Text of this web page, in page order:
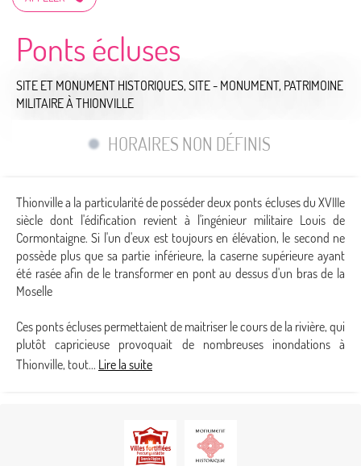
Ponts écluses
SITE ET MONUMENT HISTORIQUES, SITE - MONUMENT, PATRIMOINE
MILITAIREÀ THIONVILLE
HORAIRES NON DÉFINIS
Thionville a la particularité de posséder deux ponts écluses du XVIIIe
siècle dont l'édification revient à l'ingénieur militaire Louis de
Cormontaigne. Si l'un d'eux est toujours en élévation, le second ne
possède plus que sa partie inférieure, la caserne supérieure ayant
été rasée afin de le transformer en pont au dessus d'un bras de la
Moselle
Ces ponts écluses permettaient de maitriser le cours de la rivière, qui
plutôt capricieuse provoquait de nombreuses inondations à
Thionville, tout... Lire la suite